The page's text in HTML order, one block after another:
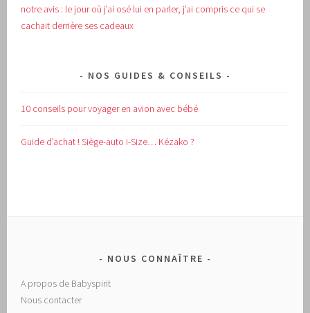
notre avis : le jour où j’ai osé lui en parler, j’ai compris ce qui se
cachait derrière ses cadeaux
NOS GUIDES & CONSEILS
10 conseils pour voyager en avion avec bébé
Guide d’achat !Siège-auto i-Size… Kézako ?
NOUS CONNAÎTRE
A propos de Babyspirit
Nous contacter